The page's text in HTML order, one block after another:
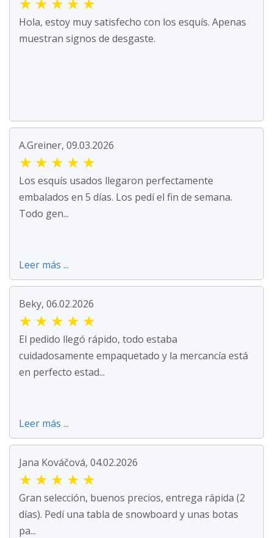
Hola, estoy muy satisfecho con los esquís. Apenas
muestran signos de desgaste.
A.Greiner, 09.03.2026
★ ★ ★ ★ ★
Los esquís usados llegaron perfectamente
embalados en 5 días. Los pedí el fin de semana.
Todo gen...
Leer más ...
Beky, 06.02.2026
★ ★ ★ ★ ★
El pedido llegó rápido, todo estaba
cuidadosamente empaquetado y la mercancía está
en perfecto estad...
Leer más ...
Jana Kováčová, 04.02.2026
★ ★ ★ ★ ★
Gran selección, buenos precios, entrega rápida (2
días). Pedí una tabla de snowboard y unas botas
pa...